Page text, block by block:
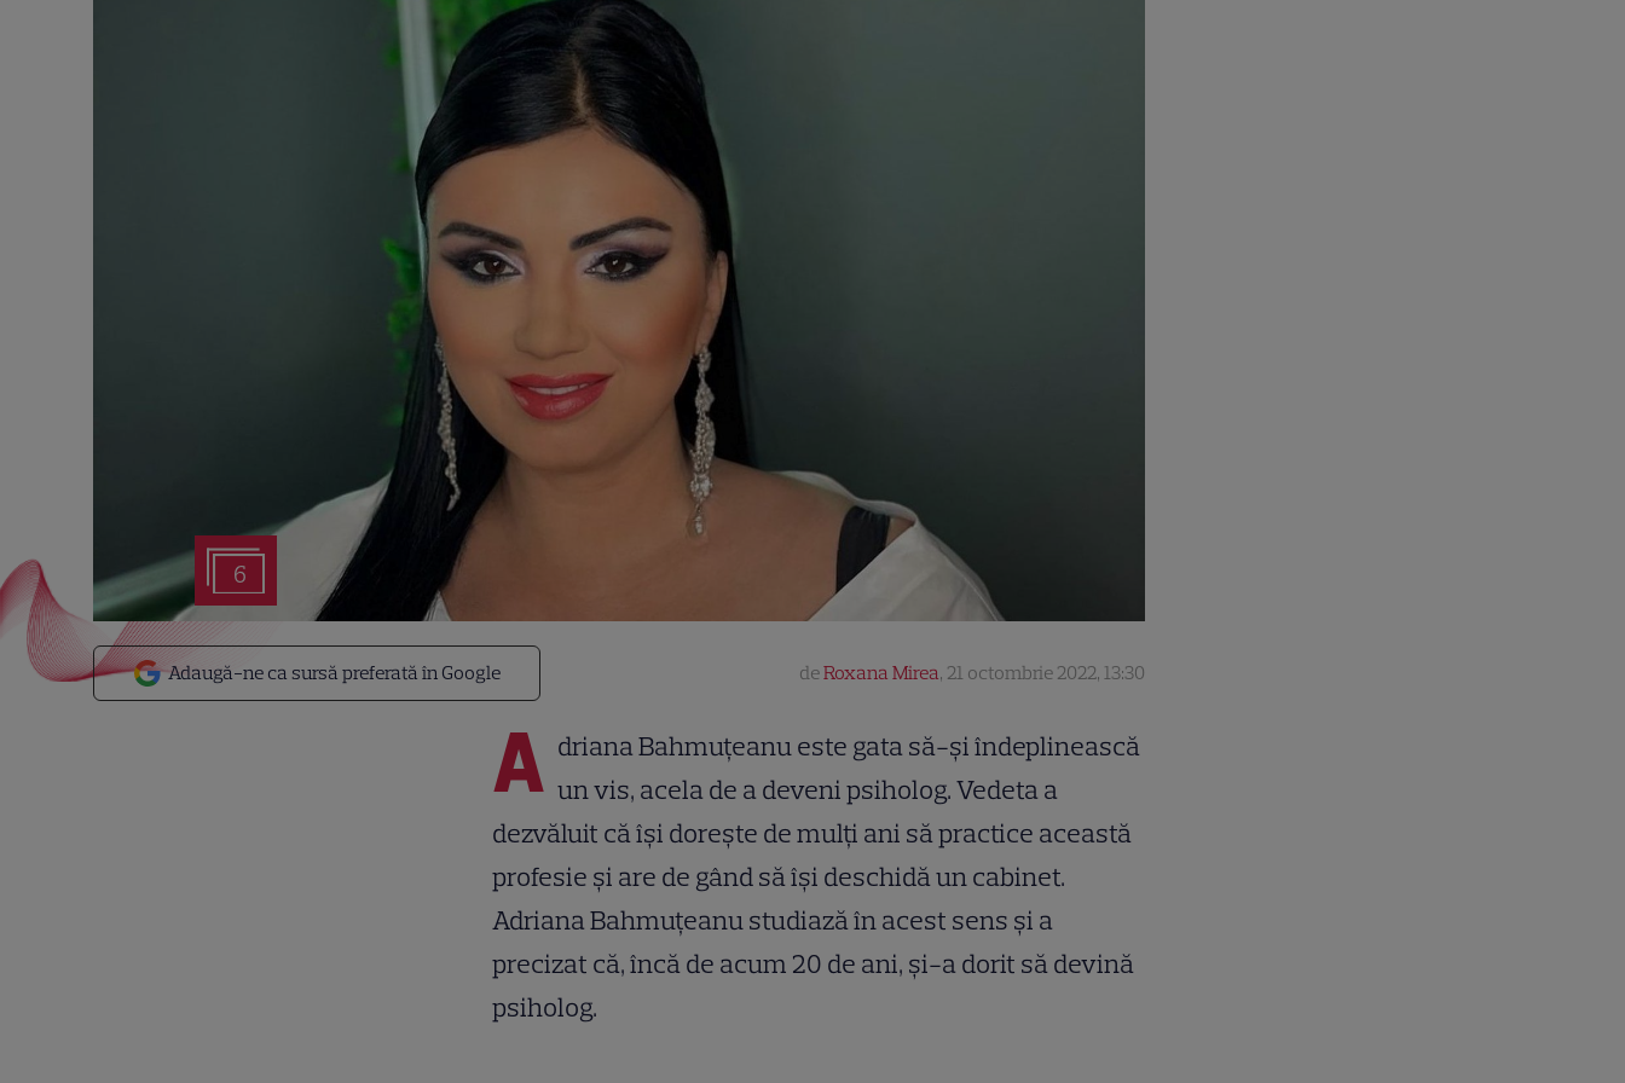
6
Adaugă-ne ca sursă preferată în Google deRoxana Mirea, 21 octombrie 2022, 13:30
A driana Bahmuțeanu este gata să-și îndeplinească
un vis, acela de a deveni psiholog. Vedeta a
dezvăluit că își dorește de mulți ani să practice această
profesie și are de gând să își deschidă un cabinet.
Adriana Bahmuțeanu studiază în acest sens și a
precizat că, încă de acum 20 de ani, și-a dorit să devină
psiholog.